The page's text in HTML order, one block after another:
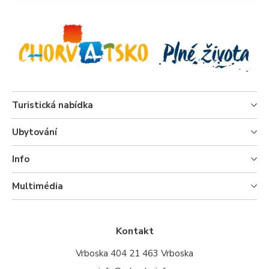
Turistická nabídka
Ubytování
Info
Multimédia
Kontakt
Vrboska 404 21 463 Vrboska